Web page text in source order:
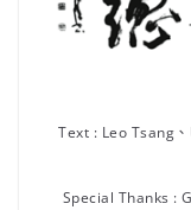
Text : Leo Tsang
Special Thanks :